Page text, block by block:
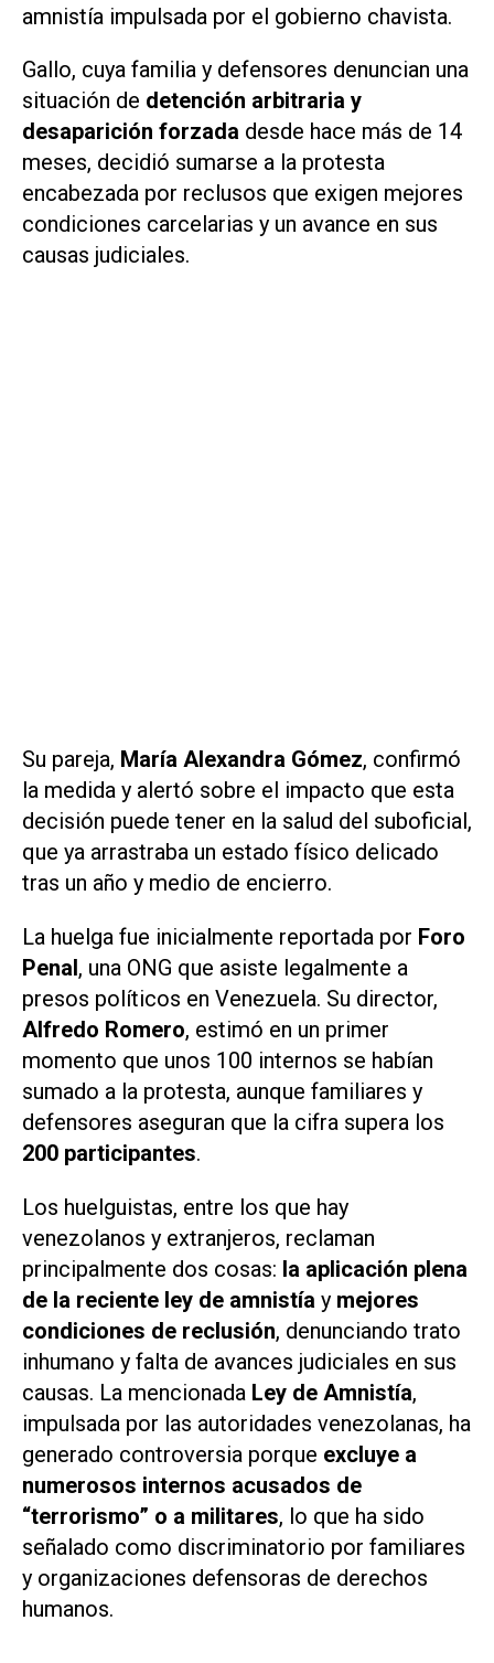
amnistía impulsada por el gobierno chavista.
Gallo, cuya familia y defensores denuncian una
situación de detención arbitraria y
desaparición forzada desde hace más de 14
meses, decidió sumarse a la protesta
encabezada por reclusos que exigen mejores
condiciones carcelarias y un avance en sus
causas judiciales.
Su pareja, María Alexandra Gómez, confirmó
la medida y alertó sobre el impacto que esta
decisión puede tener en la salud del suboficial,
que ya arrastraba un estado físico delicado
tras un año y medio de encierro.
La huelga fue inicialmente reportada por Foro
Penal, una ONG que asiste legalmente a
presos políticos en Venezuela. Su director,
Alfredo Romero, estimó en un primer
momento que unos 100 internos se habían
sumado a la protesta, aunque familiares y
defensores aseguran que la cifra supera los
200 participantes.
Los huelguistas, entre los que hay
venezolanos y extranjeros, reclaman
principalmente dos cosas: la aplicación plena
de la reciente ley de amnistía y mejores
condiciones de reclusión, denunciando trato
inhumano y falta de avances judiciales en sus
causas. La mencionada Ley de Amnistía,
impulsada por las autoridades venezolanas, ha
generado controversia porque excluye a
numerosos internos acusados de
“terrorismo” o a militares, lo que ha sido
señalado como discriminatorio por familiares
y organizaciones defensoras de derechos
humanos.